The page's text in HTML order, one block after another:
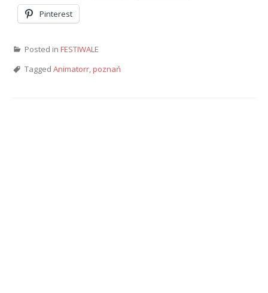
Pinterest
Posted in FESTIWALE
Tagged Animatorr,poznań